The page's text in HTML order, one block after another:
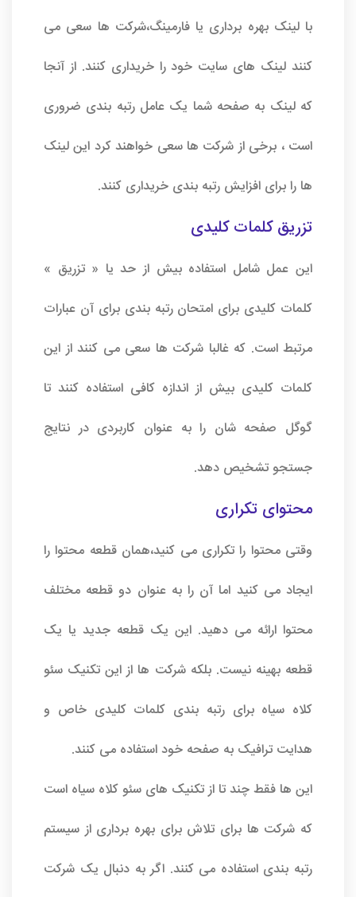
با لینک بهره برداری یا فارمینگ،شرکت ها سعی می
کنند لینک های سایت خود را خریداری کنند. از آنجا
که لینک به صفحه شما یک عامل رتبه بندی ضروری
است ، برخی از شرکت ها سعی خواهند کرد این لینک
ها را برای افزایش رتبه بندی خریداری کنند.
تزریق کلمات کلیدی
این عمل شامل استفاده بیش از حد یا « تزریق »
کلمات کلیدی برای امتحان رتبه بندی برای آن عبارات
مرتبط است. که غالبا شرکت ها سعی می کنند از این
کلمات کلیدی بیش از اندازه کافی استفاده کنند تا
گوگل صفحه شان را به عنوان کاربردی در نتایج
جستجو تشخیص دهد.
محتوای تکراری
وقتی محتوا را تکراری می کنید،همان قطعه محتوا را
ایجاد می کنید اما آن را به عنوان دو قطعه مختلف
محتوا ارائه می دهید. این یک قطعه جدید یا یک
قطعه بهینه نیست. بلکه شرکت ها از این تکنیک سئو
کلاه سیاه برای رتبه بندی کلمات کلیدی خاص و
هدایت ترافیک به صفحه خود استفاده می کنند.
این ها فقط چند تا از تکنیک های سئو کلاه سیاه است
که شرکت ها برای تلاش برای بهره برداری از سیستم
رتبه بندی استفاده می کنند. اگر به دنبال یک شرکت